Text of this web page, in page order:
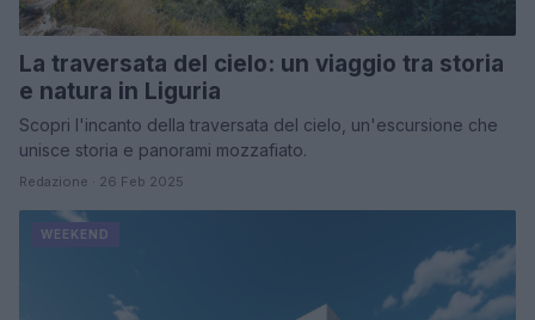
La traversata del cielo: un viaggio tra storia
e natura in Liguria
Scopri l'incanto della traversata del cielo, un'escursione che
unisce storia e panorami mozzafiato.
Redazione · 26 Feb 2025
WEEKEND